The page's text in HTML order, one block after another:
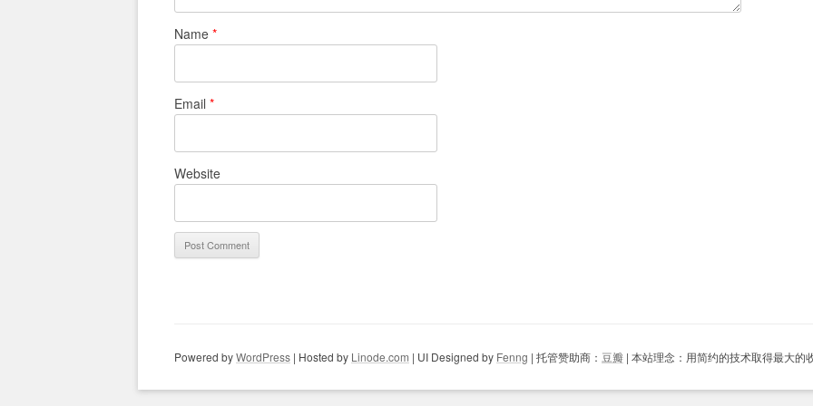
Name *
Email *
Website
Powered byWordPress | Hosted by Linode.com | UI Designed by Fenng | 托管赞助商： 豆瓣 | 本站理念：用简约的技术取得最大的